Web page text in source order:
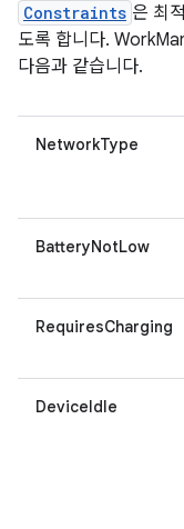
Constraints 은 최
도록 합니다.
다음과 같습니다.
NetworkType
BatteryNotLow
RequiresCharging
DeviceIdle